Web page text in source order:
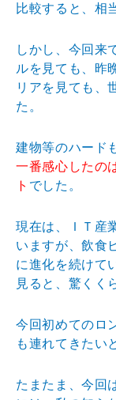
比較すると、相
しかし、今回来
ルを見ても、昨
リアを見ても、
た。
建物等のハード
一番感心したの
ト でした。
現在は、ＩＴ産
いますが、飲食
に進化を続けて
見ると、驚くく
今回初めてのロ
も連れてきたい
たまたま、今回